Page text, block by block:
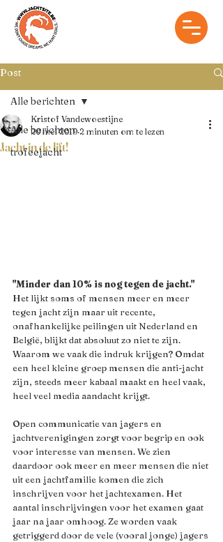
Post
Alle berichten
trofeejacht
Alle berichten
Jacht in de lift!
Kristof Vandewoestijne
20 mei 2019 2 minuten om te lezen
"Minder dan 10% is nog tegen de jacht."
Het lijkt soms of mensen meer en meer
tegen jacht zijn maar uit recente,
onafhankelijke peilingen uit Nederland en
België, blijkt dat absoluut zo niet te zijn.
Waarom we vaak die indruk krijgen? Omdat
een heel kleine groep mensen die anti-jacht
zijn, steeds meer kabaal maakt en heel vaak,
heel veel media aandacht krijgt.
Open communicatie van jagers en
jachtverenigingen zorgt voor begrip en ook
voor interesse van mensen. We zien
daardoor ook meer en meer mensen die niet
uit een jachtfamilie komen die zich
inschrijven voor het jachtexamen. Het
aantal inschrijvingen voor het examen gaat
jaar na jaar omhoog. Ze worden vaak
getriggerd door de vele (vooral jonge) jagers